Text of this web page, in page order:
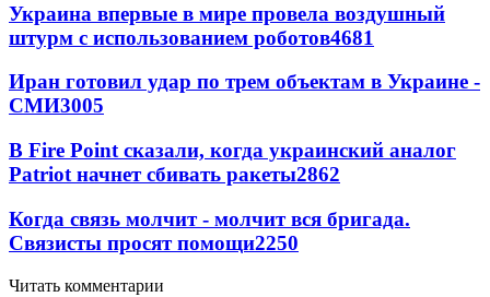
Украина впервые в мире провела воздушный
штурм с использованием роботов4681
Иран готовил удар по трем объектам в Украине -
СМИ3005
В Fire Point сказали, когда украинский аналог
Patriot начнет сбивать ракеты2862
Когда связь молчит - молчит вся бригада.
Связисты просят помощи2250
Читать комментарии